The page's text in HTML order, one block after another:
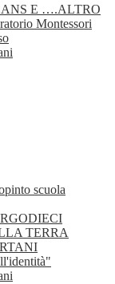
E ….ALTRO
Montessori
scuola
TERRA